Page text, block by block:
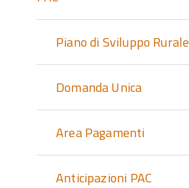
Piano di Sviluppo Rurale
Domanda Unica
Area Pagamenti
Anticipazioni PAC